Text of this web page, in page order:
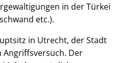
in der Türkei
etc.).
in Utrecht, der Stadt
Der